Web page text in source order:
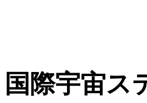
国際宇宙ス